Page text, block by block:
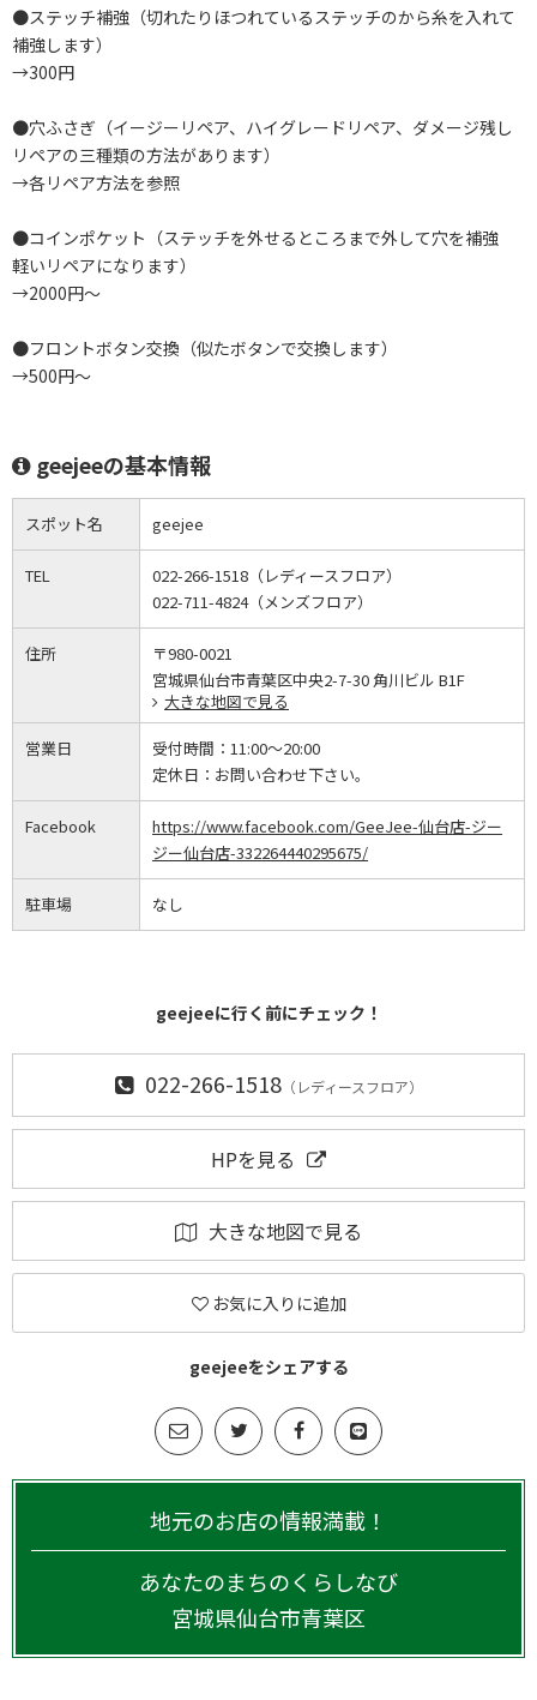
●ステッチ補強（切れたりほつれているステッチのから糸を入れて
補強します）
→300円
●穴ふさぎ（イージーリペア、ハイグレードリペア、ダメージ残し
リペアの三種類の方法があります）
→各リペア方法を参照
●コインポケット（ステッチを外せるところまで外して穴を補強
軽いリペアになります）
→2000円～
●フロントボタン交換（似たボタンで交換します）
→500円～
geejeeの基本情報
スポット名 geejee
TEL
022-266-1518（レディースフロア）
022-711-4824（メンズフロア）
住所
〒980-0021
宮城県仙台市青葉区中央2-7-30 角川ビル B1F
大きな地図で見る
営業日 受付時間： 11:00～20:00
定休日： お問い合わせ下さい。
Facebook
https://www.facebook.com/GeeJee-仙台店-ジー
ジー仙台店-332264440295675/
駐車場 なし
geejeeに行く前にチェック！
022-266-1518（レディースフロア）
HPを見る
大きな地図で見る
お気に入りに追加
geejeeをシェアする
地元のお店の情報満載！
あなたのまちのくらしなび
宮城県仙台市青葉区